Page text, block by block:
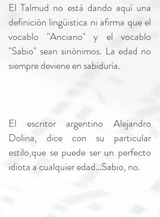
El Talmud no está dando aquí una
definición lingüistica ni afirma que el
vocablo "Anciano" y el vocablo
"Sabio" sean sinónimos. La edad no
siempre deviene en sabiduría.
El escritor argentino Alejandro
Dolina, dice con su particular
estilo,que se puede ser un perfecto
idiota a cualquier edad...Sabio, no.